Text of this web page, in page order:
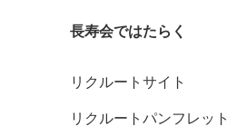
長寿会ではたらく
リクルートサイト
リクルートパンフレット